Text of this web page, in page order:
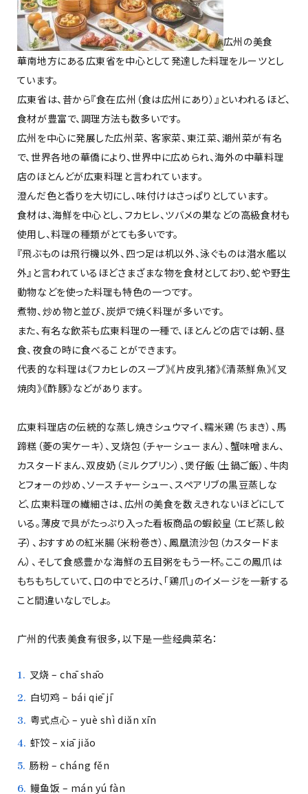
広州の美食
華南地方にある広東省を中心として発達した料理をルーツとし
ています。
広東省は、昔から『食在広州（食は広州にあり）』といわれるほど、
食材が豊富で、調理方法も数多いです。
広州を中心に発展した広州菜、 客家菜、東江菜、潮州菜が有名
で、世界各地の華僑により、世界中に広められ、海外の中華料理
店のほとんどが広東料理と言われています。
澄んだ色と香りを大切にし、味付けはさっぱりとしています。
食材は、海鮮を中心とし、フカヒレ、ツバメの巣などの高級食材も
使用し、料理の種類がとても多いです。
『飛ぶものは飛行機以外、四つ足は机以外、泳ぐものは潜水艦以
外』と言われているほどさまざまな物を食材としており、蛇や野生
動物などを使った料理も特色の一つです。
煮物、炒め物と並び、炭炉で焼く料理が多いです。
また、有名な飲茶も広東料理の一種で、ほとんどの店では朝、昼
食、夜食の時に食べることができます。
代表的な料理は《フカヒレのスープ》《片皮乳猪》《清蒸鮮魚》《叉
焼肉》《酢豚》などがあります。
広東料理店の伝統的な蒸し焼きシュウマイ、糯米鶏（ちまき）、馬
蹄糕（菱の実ケーキ）、叉烧包（チャーシューまん）、蟹味噌まん、
カスタードまん、双皮奶（ミルクプリン）、煲仔飯（土鍋ご飯）、牛肉
とフォーの炒め、ソースチャーシュー、スペアリブの黒豆蒸しな
ど、広東料理の繊細さは、広州の美食を数えきれないほどにして
いる。薄皮で具がたっぷり入った看板商品の蝦餃皇（エビ蒸し餃
子）、おすすめの紅米腸（米粉巻き）、鳳凰流沙包（カスタードま
ん）、そして食感豊かな海鮮の五目粥をもう一杯。ここの鳳爪は
もちもちしていて、口の中でとろけ、「鶏爪」のイメージを一新する
こと間違いなしでしょ。
广州的代表美食有很多，以下是一些经典菜名：
叉烧 – chā shāo
白切鸡 – bái qiē jī
粤式点心 – yuè shì diǎn xīn
虾饺 – xiā jiǎo
肠粉 – cháng fěn
鳗鱼饭 – mán yú fàn